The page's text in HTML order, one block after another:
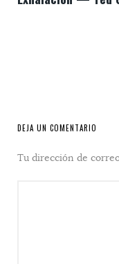
DEJA UN COMENTARIO
Tu dirección de